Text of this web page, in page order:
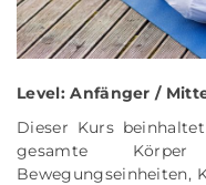
Level: Anfänger /
Dieser Kurs
gesamte
Bewegungseinheiten,